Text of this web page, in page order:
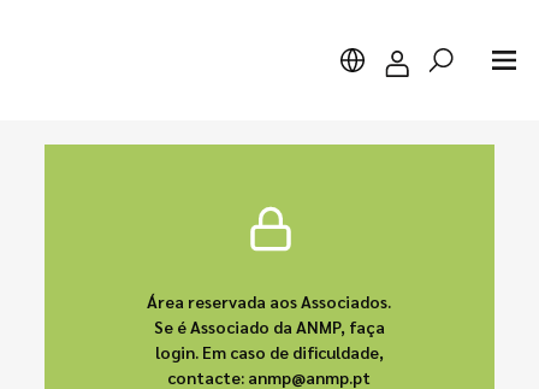
Área reservada aos Associados.
Se é Associado da ANMP, faça
login. Em caso de dificuldade,
contacte: anmp@anmp.pt